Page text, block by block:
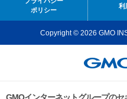
ポリシー
利
Copyright © 2026 GMO